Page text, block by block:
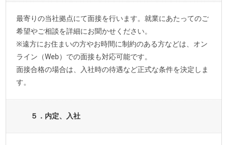
最寄りの当社拠点にて面接を行います。就業にあたってのご
希望やご相談を詳細にお聞かせください。
※遠方にお住まいの方やお時間に制約のある方などは、オン
ライン（Web）での面接も対応可能です。
面接合格の場合は、入社時の待遇など正式な条件を決定しま
す。
５．内定、入社